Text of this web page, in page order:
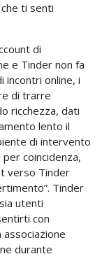
ti senti
di
e Tinder non fa
incontri online, i
di trarre
ricchezza, dati
lento il
di intervento
coincidenza,
verso Tinder
Tinder
utenti
con
associazione
durante